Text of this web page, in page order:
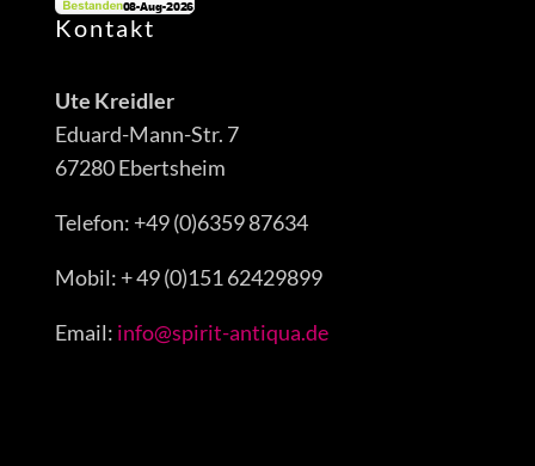
Kontakt
Ute Kreidler
Eduard-Mann-Str. 7
67280 Ebertsheim
Telefon: +49 (0)6359 87634
Mobil: + 49 (0)151 62429899
Email: info@spirit-antiqua.de